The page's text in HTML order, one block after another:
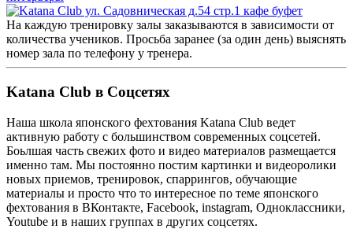
На каждую тренировку залы заказываются в зависимости от
количества учеников. Просьба заранее (за один день) выяснять
номер зала по телефону у тренера.
Katana Club в Соцсетях
Наша школа японского фехтования Katana Club ведет
активную работу с большинством современных соцсетей.
Боьлшая часть свежих фото и видео материалов размещается
именно там. Мы постоянно постим картинки и видеоролики
новых приемов, тренировок, спаррингов, обучающие
материалы и просто что то интересное по теме японского
фехтования в ВКонтакте, Facebook, instagram, Одноклассники,
Youtube и в наших группах в других соцсетях.